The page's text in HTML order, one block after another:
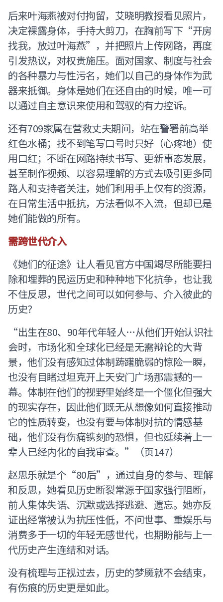
后来叶海燕被对付拘留，艾晓明教授看见照片，
决定裸露身体，手持大剪刀，在胸前写下“开房
找我，放过叶海燕”，并把照片上传网路，再度
引发热议，对权贵施压。面对国家、制度与社会
的各种暴力与性污名，她们以自己的身体作为武
器来抵御。身体是她们在还自由的时候，唯一可
以通过自主意识来使用和驾驭的有力控诉。
还有709家属在营救丈夫期间，站在警署前高举
红色水桶；找不到笔写口号时只好（心疼地）使
用口红；不断在网路持续书写、更新事态发展，
甚至制作视频、以容易理解的方式去吸引更多同
路人和支持者关注，她们利用手上仅有的资源，
在日常生活中抵抗，方法看似不入流，但却已是
她们能做的所有。
需跨世代介入
《她们的征途》让人看见官方中国竭尽所能要扫
除和埋葬的民运历史和种种地下化抗争，也让我
不住反思，世代之间可以如何参与、介入彼此的
历史？
“出生在80、90年代年轻人…从他们开始认识社
会时，市场化和全球化已经是无需辩论的大背
景，他们没有感知过体制踌躇脆弱的惊险一瞬，
也没有目睹过坦克开上天安门广场那震撼的一
幕。体制在他们的视野里始终是一个僵化但强大
的现实存在，因此他们既无从想像如何直接推动
它的性质转变，也没有要与体制对抗的情感基
础，他们没有伤痛镌刻的恐惧，但也延续着上一
辈人已经内化的自我审查。”（页147）
赵思乐就是个“80后”，通过自身的参与、理解
和反思，她看见历史断裂常源于国家强行阻断，
前人集体失语、沉默或选择逃避、遗忘。她亦反
证出经常被认为抗压性低，不问世事、重娱乐与
消费多于一切的年轻无感世代，也期盼能与上一
代历史产生连结和对话。
没有梳理与正视过去，历史的梦魇就不会结束，
有伤痕的历史更是如此。